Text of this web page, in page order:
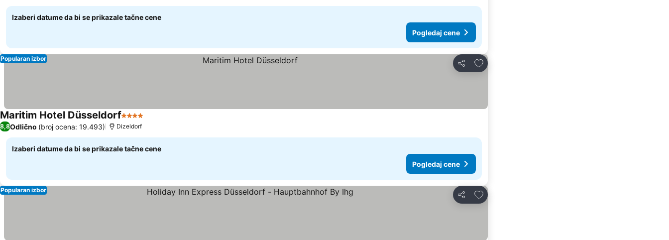
Izaberi datume da bi se prikazale tačne cene
Pogledaj cene
Deli
Dodati u favorite
Popularan izbor
Maritim Hotel Düsseldorf4 Zvezdice
8,8Odlično (broj ocena: 19.493) Dizeldorf
Izaberi datume da bi se prikazale tačne cene
Pogledaj cene
Deli
Dodati u favorite
Popularan izbor